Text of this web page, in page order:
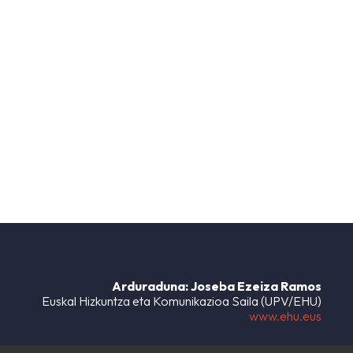
Arduraduna: Joseba Ezeiza Ramos
Euskal Hizkuntza eta Komunikazioa Saila (UPV/EHU)
www.ehu.eus